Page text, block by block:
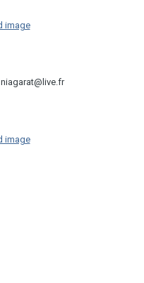
niagarat@live.fr